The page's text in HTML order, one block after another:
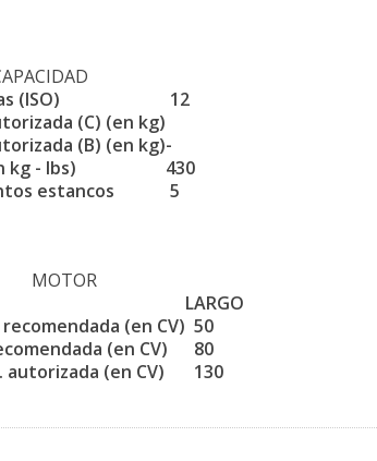
(ISO)
12
(C) (en kg)
(B) (en kg)-
kg - lbs)
430
estancos
5
MOTOR
LARGO
(en CV) 50
(en CV)
80
autorizada (en CV)
130